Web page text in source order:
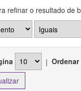
refinar o resultado de
|